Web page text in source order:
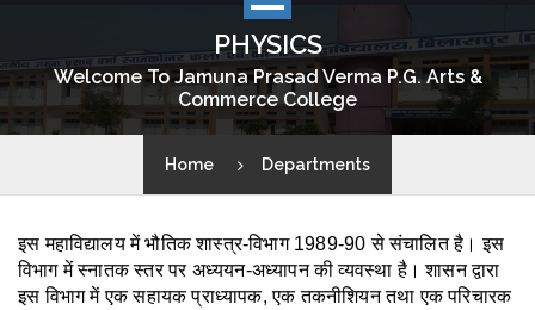
PHYSICS
Welcome To Jamuna Prasad Verma P.G. Arts &
Commerce College
Home Departments
इस महाविद्यालय में भौतिक शास्त्र-विभाग 1989-90 से संचालित है। इस
विभाग में स्नातक स्तर पर अध्ययन-अध्यापन की व्यवस्था है। शासन द्वारा
इस विभाग में एक सहायक प्राध्यापक, एक तकनीशियन तथा एक परिचारक